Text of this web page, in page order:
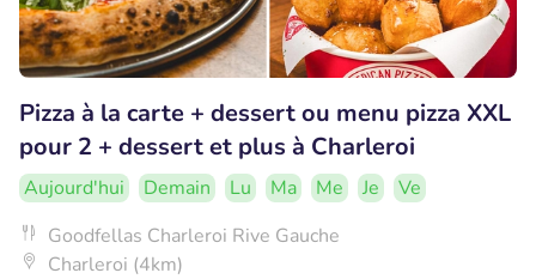
Pizza à la carte + dessert ou menu pizza XXL
pour 2 + dessert et plus à Charleroi
Aujourd'hui Demain Lu Ma Me Je
Ve
Goodfellas Charleroi Rive Gauche
Charleroi (4km)